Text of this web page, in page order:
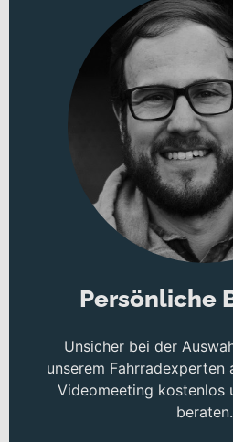
High-End-Pedelec mit
Nabenschaltung, Anfahr-
Durchzugstarker Bosch G4
mit 250 Watt/85 Nm +
Standfeste Tektro 4/4 Kolben-
100% Fahrkomfort dank 50
Persönliche
Unsicher bei der
unserem Fahrradexperten
Videomeeting kostenlos
beraten.